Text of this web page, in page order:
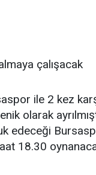
çalışacak
ile 2 kez
olarak
edeceği
18.30